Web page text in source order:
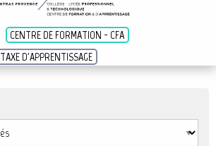
CENTRE DE FORMATION - CFA
TAXE D'APPRENTISSAGE